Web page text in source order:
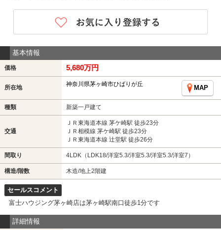
基本情報
価格 5,680万円
所在地 神奈川県茅ヶ崎市ひばりが丘
MAP
種類 新築一戸建て
交通
ＪＲ東海道本線 茅ケ崎駅 徒歩23分
ＪＲ相模線 茅ケ崎駅 徒歩23分
ＪＲ東海道本線 辻堂駅 徒歩26分
間取り 4LDK（LDK18/洋室5.3/洋室5.3/洋室5.3/洋室7）
構造/階数 木造/地上2階建
セールスコメント
富士ハウジング茅ヶ崎店は茅ヶ崎駅南口徒歩1分です
詳細情報